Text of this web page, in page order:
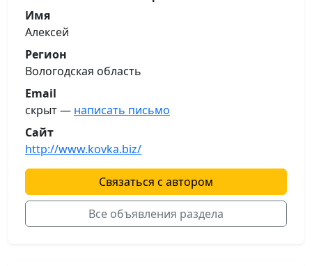
Имя
Алексей
Регион
Вологодская область
Email
скрыт — написать письмо
Сайт
http://www.kovka.biz/
Связаться с автором
Все объявления раздела